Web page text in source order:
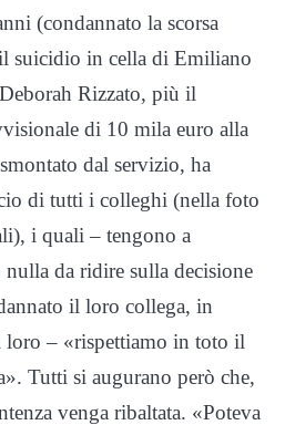
(condannato la scorsa
suicidio in cella di Emiliano
Rizzato, più il
di 10 mila euro alla
dal servizio, ha
di tutti i colleghi (nella foto
i quali – tengono a
da ridire sulla decisione
il loro collega, in
loro – «rispettiamo in toto il
Tutti si augurano però che,
venga ribaltata. «Poteva